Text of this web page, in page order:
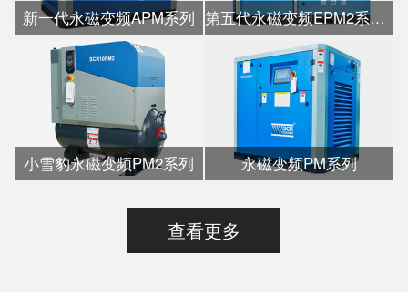
新一代永磁变频APM系列 第五代永磁变频EPM2系列水冷
小雪豹永磁变频PM2系列 永磁变频PM系列
查看更多